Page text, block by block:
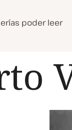
poder leer